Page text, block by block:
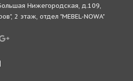
Нижегородская, д.109,
2 этаж, отдел "MEBEL-NOWA"